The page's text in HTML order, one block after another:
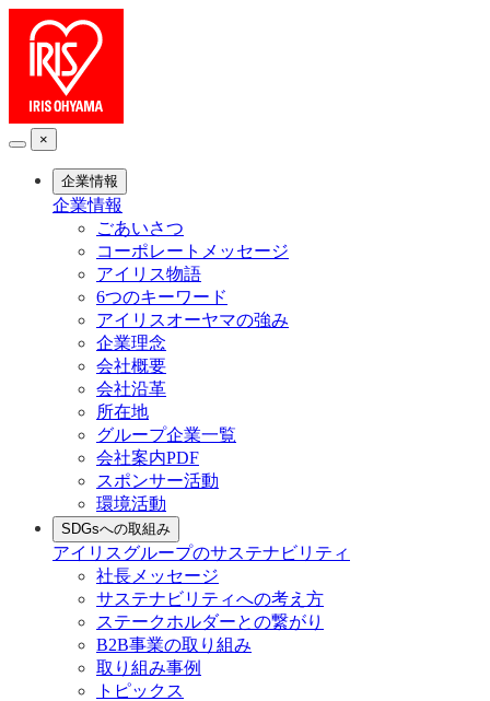
×
企業情報
企業情報
ごあいさつ
コーポレートメッセージ
アイリス物語
6つのキーワード
アイリスオーヤマの強み
企業理念
会社概要
会社沿革
所在地
グループ企業一覧
会社案内PDF
スポンサー活動
環境活動
SDGsへの取組み
アイリスグループのサステナビリティ
社長メッセージ
サステナビリティへの考え方
ステークホルダーとの繋がり
B2B事業の取り組み
取り組み事例
トピックス